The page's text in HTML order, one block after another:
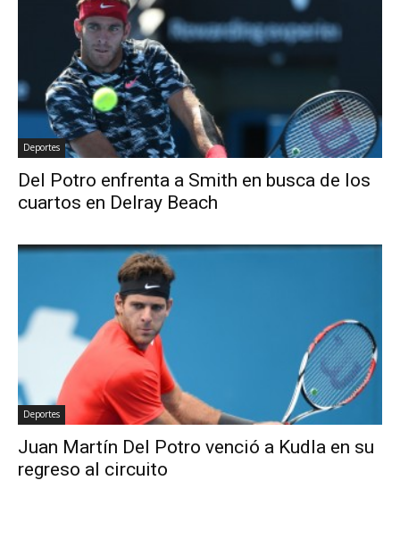
Deportes
Del Potro enfrenta a Smith en busca de los
cuartos en Delray Beach
Deportes
Juan Martín Del Potro venció a Kudla en su
regreso al circuito